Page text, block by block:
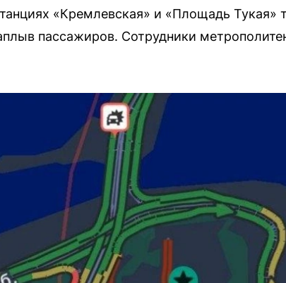
«Кремлевская» и «Площадь
пассажиров. Сотрудники